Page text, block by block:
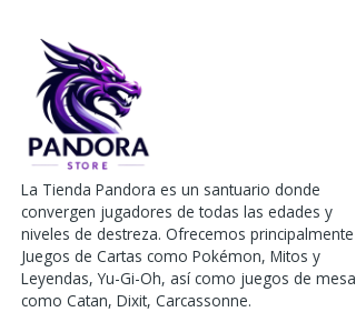
La Tienda Pandora es un santuario donde
convergen jugadores de todas las edades y
niveles de destreza. Ofrecemos principalmente
Juegos de Cartas como Pokémon, Mitos y
Leyendas, Yu-Gi-Oh, así como juegos de mesa
como Catan, Dixit, Carcassonne.